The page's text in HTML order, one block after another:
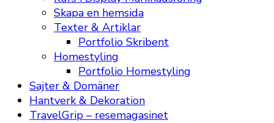
Skapa en hemsida
Texter & Artiklar
Portfolio Skribent
Homestyling
Portfolio Homestyling
Sajter & Domäner
Hantverk & Dekoration
TravelGrip – resemagasinet